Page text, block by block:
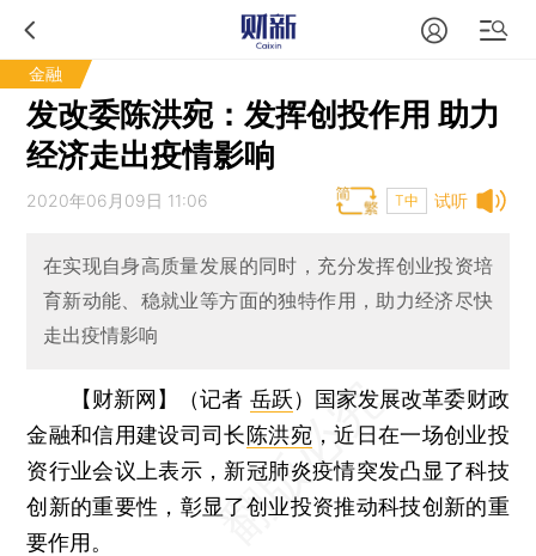
金融
发改委陈洪宛：发挥创投作用 助力
经济走出疫情影响
试听
2020年06月09日 11:06 T中
在实现自身高质量发展的同时，充分发挥创业投资培
育新动能、稳就业等方面的独特作用，助力经济尽快
走出疫情影响
【财新网】（记者 岳跃）
国家发展改革委财政
金融和信用建设司司长陈洪宛，近日在一场创业投
资行业会议上表示，新冠肺炎疫情突发凸显了科技
创新的重要性，彰显了创业投资推动科技创新的重
要作用。